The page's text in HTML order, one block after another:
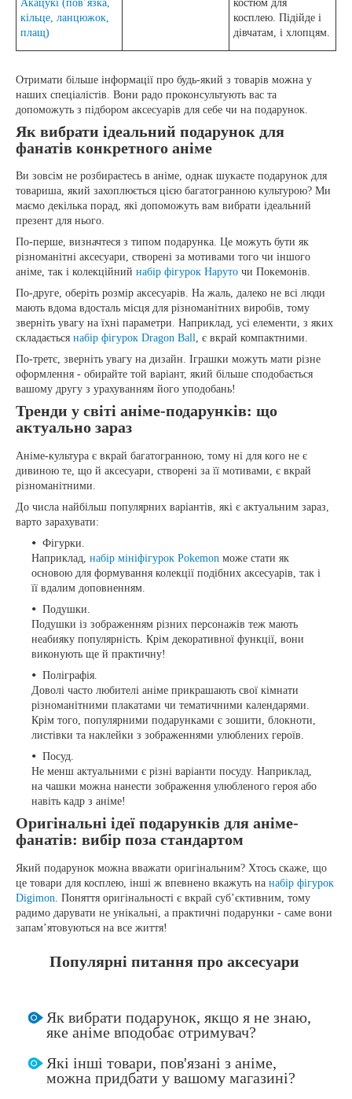
Акацукі (пов’язка,
кільце, ланцюжок,
плащ)
костюм для
косплею. Підійде і
дівчатам, і хлопцям.
Отримати більше інформації про будь-який з товарів можна у
наших спеціалістів. Вони радо проконсультують вас та
допоможуть з підбором аксесуарів для себе чи на подарунок.
Як вибрати ідеальний подарунок для
фанатів конкретного аніме
Ви зовсім не розбираєтесь в аніме, однак шукаєте подарунок для
товариша, який захоплюється цією багатогранною культурою? Ми
маємо декілька порад, які допоможуть вам вибрати ідеальний
презент для нього.
По-перше, визначтеся з типом подарунка. Це можуть бути як
різноманітні аксесуари, створені за мотивами того чи іншого
аніме, так і колекційний набір фігурок Наруто чи Покемонів.
По-друге, оберіть розмір аксесуарів. На жаль, далеко не всі люди
мають вдома вдосталь місця для різноманітних виробів, тому
зверніть увагу на їхні параметри. Наприклад, усі елементи, з яких
складається набір фігурок Dragon Ball, є вкрай компактними.
По-третє, зверніть увагу на дизайн. Іграшки можуть мати різне
оформлення - обирайте той варіант, який більше сподобається
вашому другу з урахуванням його уподобань!
Тренди у світі аніме-подарунків: що
актуально зараз
Аніме-культура є вкрай багатогранною, тому ні для кого не є
дивиною те, що й аксесуари, створені за її мотивами, є вкрай
різноманітними.
До числа найбільш популярних варіантів, які є актуальним зараз,
варто зарахувати:
Фігурки.
Наприклад, набір мініфігурок Pokemon може стати як
основою для формування колекції подібних аксесуарів, так і
її вдалим доповненням.
Подушки.
Подушки із зображенням різних персонажів теж мають
неабияку популярність. Крім декоративної функції, вони
виконують ще й практичну!
Поліграфія.
Доволі часто любителі аніме прикрашають свої кімнати
різноманітними плакатами чи тематичними календарями.
Крім того, популярними подарунками є зошити, блокноти,
листівки та наклейки з зображеннями улюблених героїв.
Посуд.
Не менш актуальними є різні варіанти посуду. Наприклад,
на чашки можна нанести зображення улюбленого героя або
навіть кадр з аніме!
Оригінальні ідеї подарунків для аніме-
фанатів: вибір поза стандартом
Який подарунок можна вважати оригінальним? Хтось скаже, що
це товари для косплею, інші ж впевнено вкажуть на набір фігурок
Digimon . Поняття оригінальності є вкрай суб’єктивним, тому
радимо дарувати не унікальні, а практичні подарунки - саме вони
запам’ятовуються на все життя!
Популярні питання про аксесуари
Як вибрати подарунок, якщо я не знаю,
яке аніме вподобає отримувач?
Які інші товари, пов'язані з аніме,
можна придбати у вашому магазині?